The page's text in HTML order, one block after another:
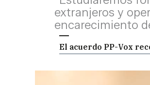
extranjeros y
encarecimiento
El acuerdo PP-Vox